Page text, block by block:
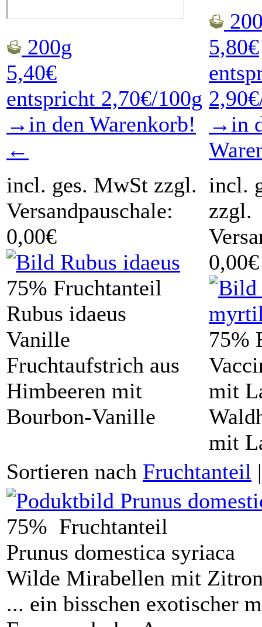
200g
5,40€
entspricht 2,70€/100g
→in den Warenkorb!
←
incl. ges. MwSt zzgl.
Versandpauschale:
0,00€
75% Fruchtanteil
Rubus idaeus
Vanille
Fruchtaufstrich aus
Himbeeren mit
Bourbon-Vanille
5,80€
→in
incl.
zzgl.
0,00€
75%
mit
mit
Sortieren nach Fruchtanteil
75% Fruchtanteil
Prunus domestica syriaca
Wilde Mirabellen mit
... ein bisschen exotischer